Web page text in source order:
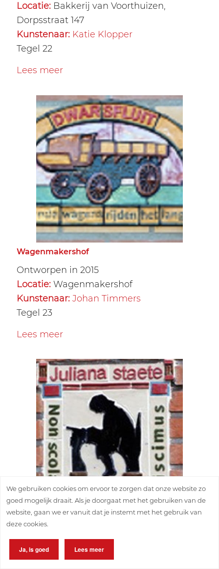
Locatie:Bakkerij van Voorthuizen,
Dorpsstraat 147
Kunstenaar:Katie Klopper
Tegel 22
Lees meer
Wagenmakershof
Ontworpen in 2015
Locatie:Wagenmakershof
Kunstenaar: Johan Timmers
Tegel 23
Lees meer
Ot en Sien
Locatie:
Appartementen complex
Julianastaete, Postweg 5
We gebruiken cookies om ervoor te zorgen dat onze website zo
goed mogelijk draait. Als je doorgaat met het gebruiken van de
website, gaan we er vanuit dat je instemt met het gebruik van
deze cookies.
Ja, is goed Lees meer